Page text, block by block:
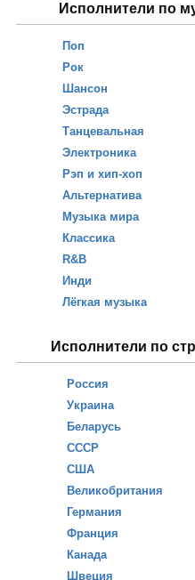
Исполнители по
Поп
Рок
Шансон
Эстрада
Танцевальная
Электроника
Рэп и хип-хоп
Альтернатива
Музыка мира
Классика
R&B
Инди
Лёгкая музыка
Исполнители по
Россия
Украина
Беларусь
СССР
США
Великобритания
Германия
Франция
Канада
Швеция